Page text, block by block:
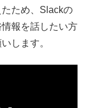
ため、Slackの
報を話したい方
します。